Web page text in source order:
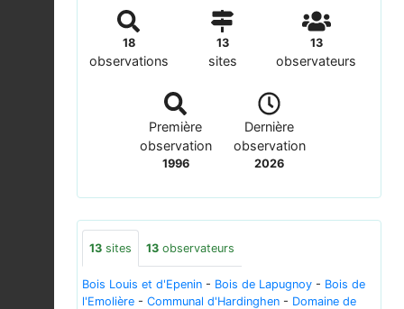
18
observations
13
sites
13
observateurs
Première
observation
1996
Dernière
observation
2026
13 sites 13 observateurs
Bois Louis et d'Epenin - Bois de Lapugnoy - Bois de
l'Emolière - Communal d'Hardinghen - Domaine de